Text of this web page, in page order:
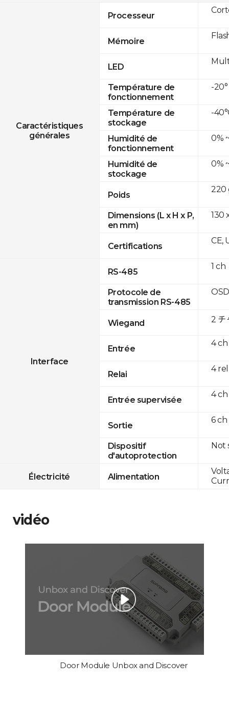
Caractéristiques
générales
Processeur
Mémoire
LED
Température de
fonctionnement
Température de
stockage
Humidité de
fonctionnement
Humidité de
stockage
Poids
Dimensions (L x H x P,
en mm)
Certifications
Interface
RS-485
Protocole de
transmission RS-485
Wiegand
Entrée
Relai
Entrée supervisée
Sortie
Dispositif
d'autoprotection
Électricité Alimentation
-20°
-
0%
0%
220
130
CE,
1 ch
2 チ
4 ch
4
4 ch
6 ch
Not
vidéo
Door Module Unbox and Discover